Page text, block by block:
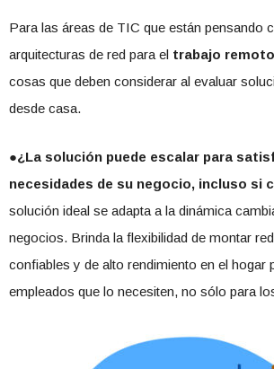
Para las áreas de TIC que están pensando
arquitecturas de red para el trabajo remoto
cosas que deben considerar al evaluar
desde casa.
●¿La solución puede escalar para
necesidades de su negocio, incluso si
solución ideal se adapta a la dinámica
negocios. Brinda la flexibilidad de montar
confiables y de alto rendimiento en el hogar
empleados que lo necesiten, no sólo para